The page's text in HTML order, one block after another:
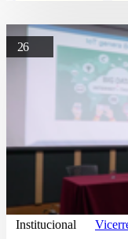
26
Institucional